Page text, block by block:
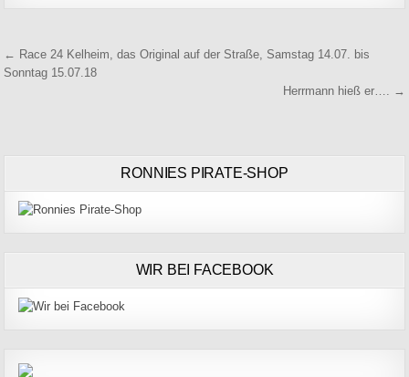
Beitragsnavigation
← Race 24 Kelheim, das Original auf der Straße, Samstag 14.07. bis
Sonntag 15.07.18
Herrmann hieß er…. →
RONNIES PIRATE-SHOP
WIR BEI FACEBOOK